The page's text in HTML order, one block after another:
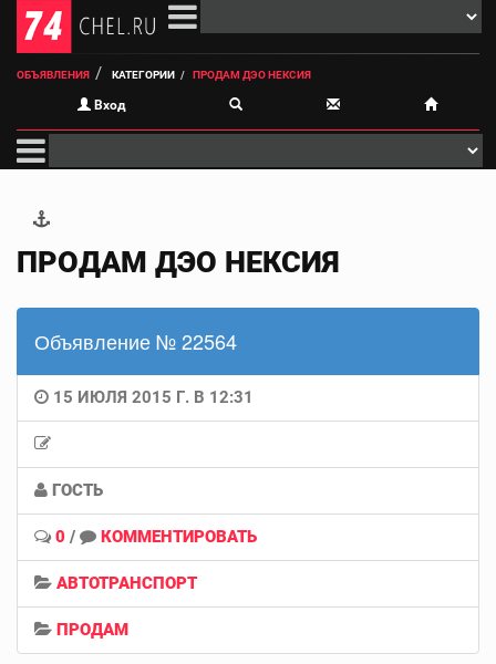
ОБЪЯВЛЕНИЯ КАТЕГОРИИ ПРОДАМ ДЭО НЕКСИЯ
Вход
ПРОДАМ ДЭО НЕКСИЯ
Объявление № 22564
15 ИЮЛЯ 2015 Г. В 12:31
ГОСТЬ
0 / КОММЕНТИРОВАТЬ
АВТОТРАНСПОРТ
ПРОДАМ